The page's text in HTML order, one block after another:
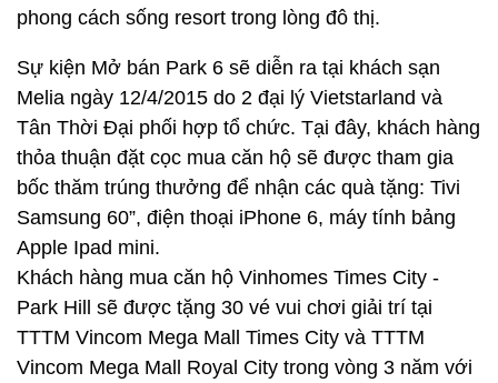
phong cách sống resort trong lòng đô thị.
Sự kiện Mở bán Park 6 sẽ diễn ra tại khách sạn
Melia ngày 12/4/2015 do 2 đại lý Vietstarland và
Tân Thời Đại phối hợp tổ chức. Tại đây, khách hàng
thỏa thuận đặt cọc mua căn hộ sẽ được tham gia
bốc thăm trúng thưởng để nhận các quà tặng: Tivi
Samsung 60”, điện thoại iPhone 6, máy tính bảng
Apple Ipad mini.
Khách hàng mua căn hộ Vinhomes Times City -
Park Hill sẽ được tặng 30 vé vui chơi giải trí tại
TTTM Vincom Mega Mall Times City và TTTM
Vincom Mega Mall Royal City trong vòng 3 năm với